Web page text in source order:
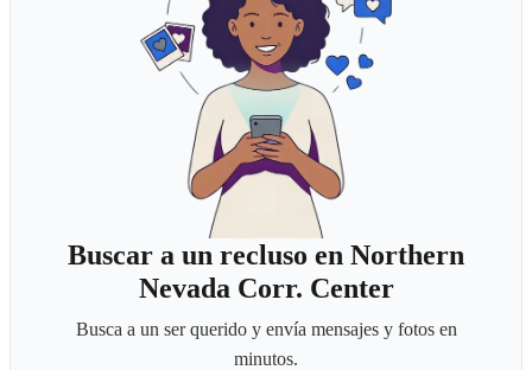
Buscar a un recluso en Northern
Nevada Corr. Center
Busca a un ser querido y envía mensajes y fotos en
minutos.